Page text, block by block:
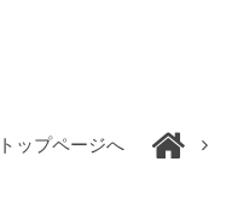
トップページへ